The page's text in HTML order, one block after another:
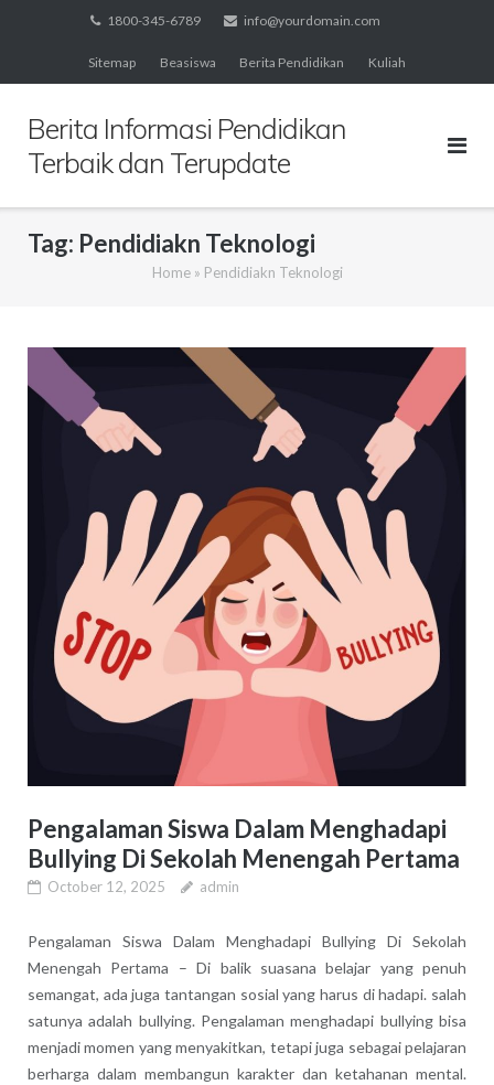
1800-345-6789 info@yourdomain.com
Sitemap Beasiswa Berita Pendidikan Kuliah
Berita Informasi Pendidikan
Terbaik dan Terupdate
Tag: Pendidiakn Teknologi
Home» Pendidiakn Teknologi
Pengalaman Siswa Dalam Menghadapi
Bullying Di Sekolah Menengah Pertama
October 12, 2025 admin
Pengalaman Siswa Dalam Menghadapi Bullying Di Sekolah
Menengah Pertama – Di balik suasana belajar yang penuh
semangat, ada juga tantangan sosial yang harus di hadapi. salah
satunya adalah bullying. Pengalaman menghadapi bullying bisa
menjadi momen yang menyakitkan, tetapi juga sebagai pelajaran
berharga dalam membangun karakter dan ketahanan mental.